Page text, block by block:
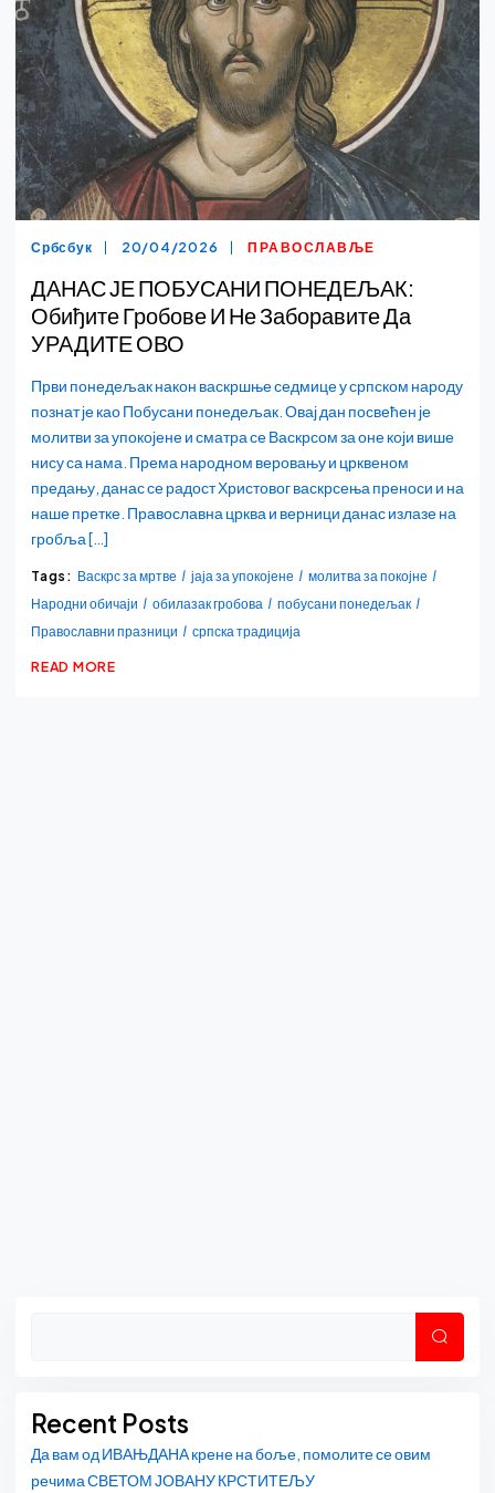
Србсбук 20/04/2026 ПРАВОСЛАВЉЕ
ДАНАС ЈЕ ПОБУСАНИ ПОНЕДЕЉАК:
Обиђите Гробове И Не Заборавите Да
УРАДИТЕ ОВО
Први понедељак након васкршње седмице у српском народу
познат је као Побусани понедељак. Овај дан посвећен је
молитви за упокојене и сматра се Васкрсом за оне који више
нису са нама. Према народном веровању и црквеном
предању, данас се радост Христовог васкрсења преноси и на
наше претке. Православна црква и верници данас излазе на
гробља […]
Tags: Васкрс за мртве јаја за упокојене
молитва за покојне
Народни обичаји
обилазак гробова
побусани понедељак
Православни празници
српска традиција
READ MORE
Recent Posts
Да вам од ИВАЊДАНА крене на боље, помолите се овим
речима СВЕТОМ ЈОВАНУ КРСТИТЕЉУ